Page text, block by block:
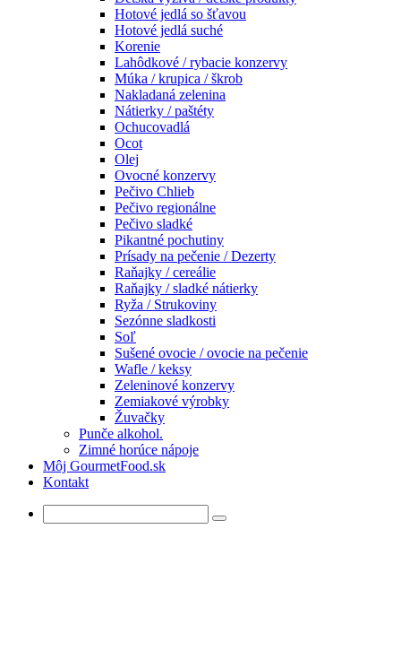
Hotové jedlá so šťavou
Hotové jedlá suché
Korenie
Lahôdkové / rybacie konzervy
Múka / krupica / škrob
Nakladaná zelenina
Nátierky / paštéty
Ochucovadlá
Ocot
Olej
Ovocné konzervy
Pečivo Chlieb
Pečivo regionálne
Pečivo sladké
Pikantné pochutiny
Prísady na pečenie / Dezerty
Raňajky / cereálie
Raňajky / sladké nátierky
Ryža / Strukoviny
Sezónne sladkosti
Soľ
Sušené ovocie / ovocie na pečenie
Wafle / keksy
Zeleninové konzervy
Zemiakové výrobky
Žuvačky
Punče alkohol.
Zimné horúce nápoje
Môj GourmetFood.sk
Kontakt